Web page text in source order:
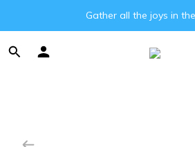
Gather all the joys in
Gather all the joys in